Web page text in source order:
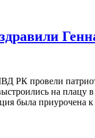
РК провели
на
была